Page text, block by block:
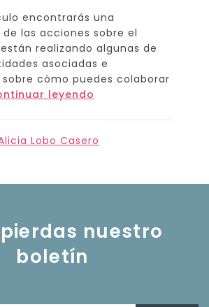
encontrarás una
las acciones sobre el
realizando algunas de
asociadas e
cómo puedes colaborar
leyendo
Lobo Casero
nuestro
boletín